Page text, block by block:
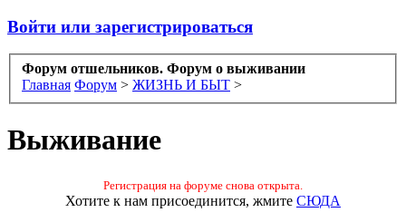
Войти или зарегистрироваться
Форум отшельников. Форум о выживании
Главная Форум > ЖИЗНЬ И БЫТ >
Выживание
Регистрация на форуме снова открыта.
Хотите к нам присоединится, жмите СЮДА